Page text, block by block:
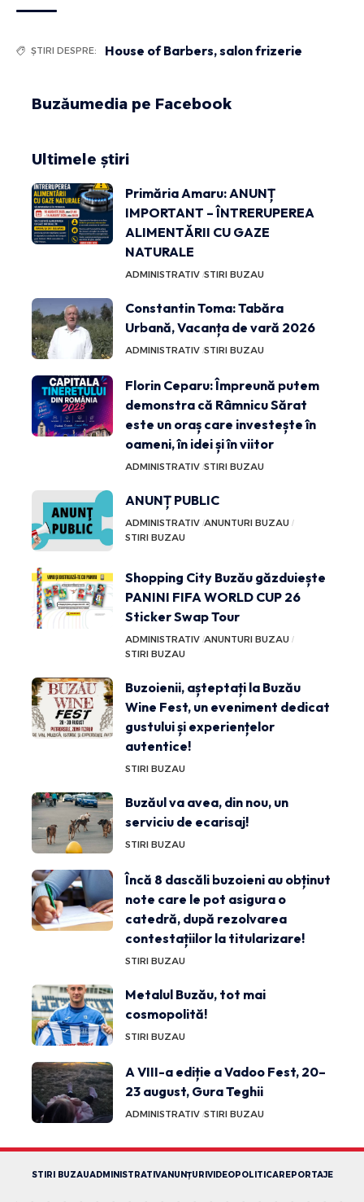
ȘTIRI DESPRE: House of Barbers,salon frizerie
Buzăumedia pe Facebook
Ultimele știri
Primăria Amaru: ANUNȚ
IMPORTANT – ÎNTRERUPEREA
ALIMENTĂRII CU GAZE
NATURALE
ADMINISTRATIV STIRI BUZAU
Constantin Toma: Tabăra
Urbană, Vacanța de vară 2026
ADMINISTRATIV STIRI BUZAU
Florin Ceparu: Împreună putem
demonstra că Râmnicu Sărat
este un oraș care investește în
oameni, în idei și în viitor
ADMINISTRATIV STIRI BUZAU
ANUNȚ PUBLIC
ADMINISTRATIV ANUNTURI BUZAU
STIRI BUZAU
Shopping City Buzău găzduiește
PANINI FIFA WORLD CUP 26
Sticker Swap Tour
ADMINISTRATIV ANUNTURI BUZAU
STIRI BUZAU
Buzoienii, așteptați la Buzău
Wine Fest, un eveniment dedicat
gustului și experiențelor
autentice!
STIRI BUZAU
Buzăul va avea, din nou, un
serviciu de ecarisaj!
STIRI BUZAU
Încă 8 dascăli buzoieni au obținut
note care le pot asigura o
catedră, după rezolvarea
contestațiilor la titularizare!
STIRI BUZAU
Metalul Buzău, tot mai
cosmopolită!
STIRI BUZAU
A VIII-a ediție a Vadoo Fest, 20–
23 august, Gura Teghii
ADMINISTRATIV STIRI BUZAU
STIRI BUZAUADMINISTRATIVANUNȚURIVIDEOPOLITICAREPORTAJE